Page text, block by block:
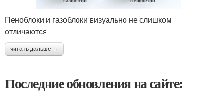
Пеноблоки и газоблоки визуально не слишком
отличаются
читать дальше →
Последние обновления на сайте: